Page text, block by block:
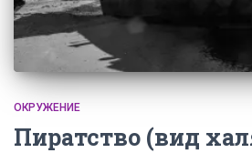
ОКРУЖЕНИЕ
Пиратство (вид